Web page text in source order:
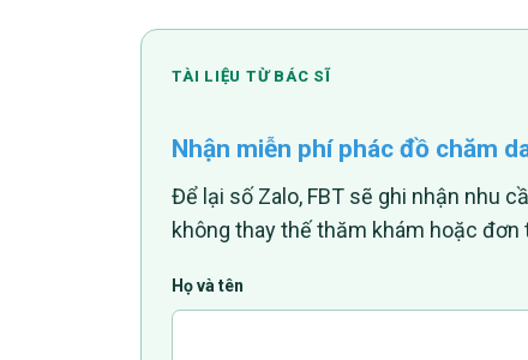
TÀI LIỆU TỪ BÁC SĨ
Nhận miễn phí phác đồ chăm
Để lại số Zalo, FBT sẽ ghi nhận nhu
không thay thế thăm khám hoặc đơn
Họ và tên